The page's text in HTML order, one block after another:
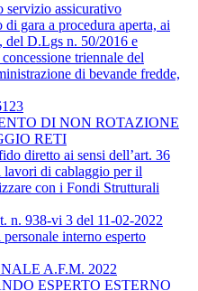
servizio assicurativo
gara a procedura aperta, ai
del D.Lgs n. 50/2016 e
triennale del
di bevande fredde,
DI NON ROTAZIONE
RETI
diretto ai sensi dell’art. 36
lavori di cablaggio per il
con i Fondi Strutturali
n. 938-vi 3 del 11-02-2022
interno esperto
A.F.M. 2022
ESPERTO ESTERNO